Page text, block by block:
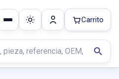
search
Carrito